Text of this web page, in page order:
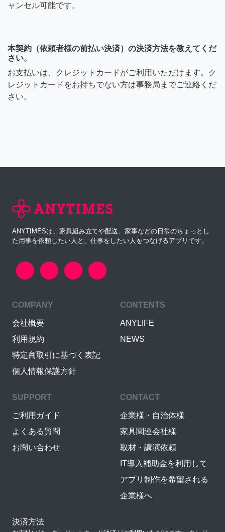
ャンセル可能です。
本契約（依頼者様の前払い決済）の決済方法を教えてくだ
さい。
お支払いは、クレジットカードがご利用いただけます。ク
レジットカードをお持ちでない方は事務局までご連絡くだ
さい。
ANYTIMESは、家具組み立てや配送、家事などの日常のちょっとし
た用事を依頼したい人と、仕事をしたい人をつなげるアプリです。
COMPANY
会社概要
利用規約
特定商取引に基づく表記
個人情報保護方針
CONTENTS
ANYLIFE
NEWS
SUPPORT
ご利用ガイド
よくある質問
お問い合わせ
CONTACT
企業様・自治体様
家具関連会社様
取材・講演依頼
IT導入補助金を利用して
アプリ制作を希望される
企業様へ
決済方法